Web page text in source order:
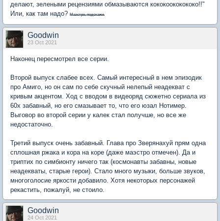
делают, зелеными рецензиями обмазываются кококоококококо!!"
Или, как там надо? Маэстро, подскажи.
Goodwin
23 Oct 2021
Наконец пересмотрел все серии.
Второй выпуск слабее всех. Самый интересный в нем эпизодик
про Амиго, но он сам по себе скучный нелепый неадекват с
кривым акцентом. Ход с вводом в видеоряд сюжетно сериала из
60х забавный, но его смазывает то, что его юзал Нотимер.
Выговор во второй серии у калек стал получше, но все же
недостаточно.
Третий выпуск очень забавный. Глава про Зверянахуй прям одна
сплошная ржака и кора на коре (даже маэстро отмечен). Да и
триптих по симбионту ничего так (космонавты забавны, новые
неадекваты, старые герои). Стало много музыки, больше звуков,
многоголосие яркости добавило. Хотя некоторых персонажей
рекастить, пожалуй, не стоило.
Goodwin
24 Oct 2021